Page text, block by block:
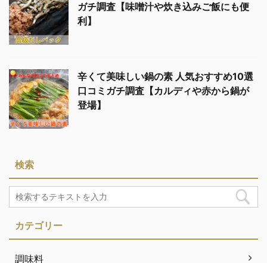
ガチ調査【味噌汁や炊き込みご飯にも便
利】
辛くて美味しい鍋の素 人気おすすめ10選
口コミガチ調査【カルディや赤から鍋が
登場】
検索
カテゴリー
調味料